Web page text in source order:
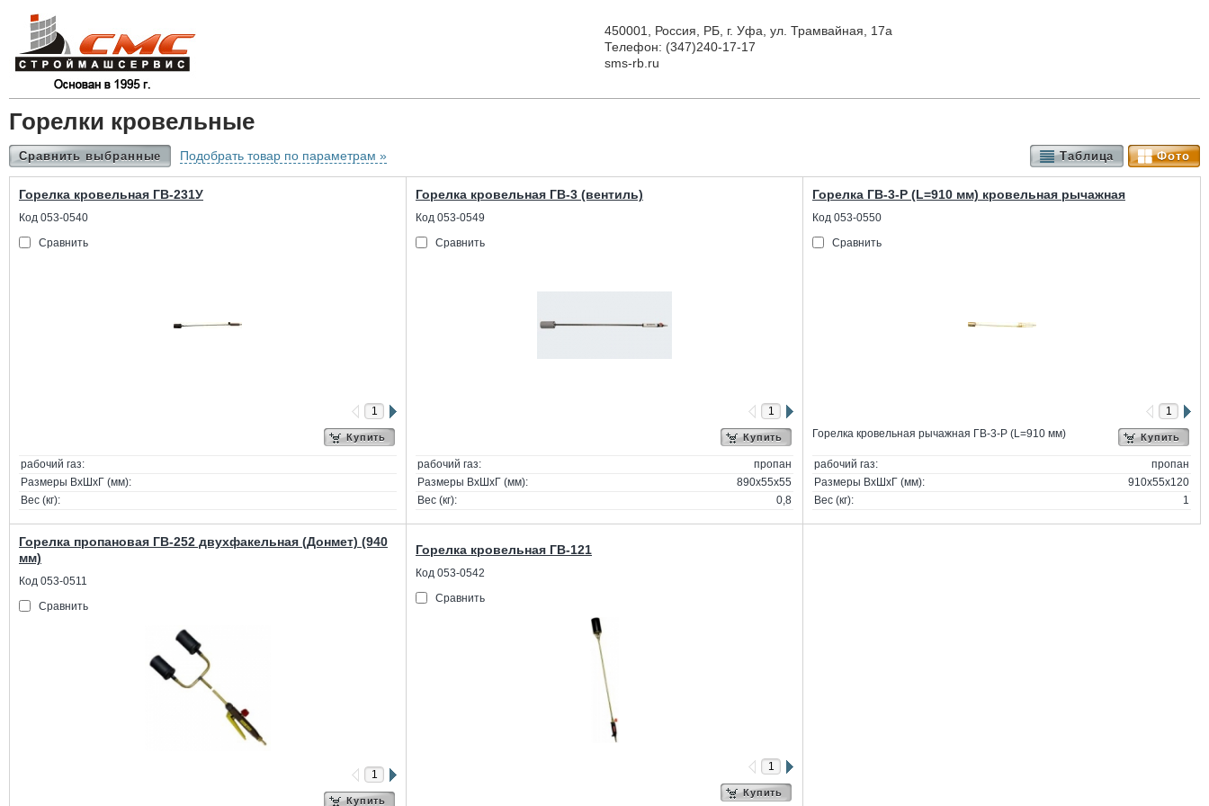
450001, Россия, РБ, г. Уфа, ул. Трамвайная, 17а
Телефон: (347)240-17-17
sms-rb.ru
Горелки кровельные
Сравнить выбранные Подобрать товар по параметрам » Фото
Таблица
Горелка кровельная ГВ-231У
Код 053-0540
Сравнить
Купить
рабочий газ:
Размеры ВхШхГ (мм):
Вес (кг):
Горелка кровельная ГВ-3 (вентиль)
Код 053-0549
Сравнить
Купить
рабочий газ:
пропан
Размеры ВхШхГ (мм):
890x55x55
Вес (кг):
0,8
Горелка ГВ-3-Р (L=910 мм) кровельная рычажная
Код 053-0550
Сравнить
Купить
Горелка кровельная рычажная ГВ-3-Р (L=910 мм)
рабочий газ:
пропан
Размеры ВхШхГ (мм):
910x55x120
Вес (кг):
1
Горелка пропановая ГВ-252 двухфакельная (Донмет) (940
мм)
Код 053-0511
Сравнить
Купить
Горелка кровельная ГВ-121
Код 053-0542
Сравнить
Купить